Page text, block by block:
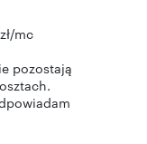
mc
pozostają